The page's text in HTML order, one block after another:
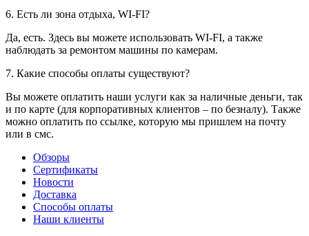
6. Есть ли зона отдыха, WI-FI?
Да, есть. Здесь вы можете использовать WI-FI, а также
наблюдать за ремонтом машины по камерам.
7. Какие способы оплаты существуют?
Вы можете оплатить наши услуги как за наличные деньги, так
и по карте (для корпоративных клиентов – по безналу). Также
можно оплатить по ссылке, которую мы пришлем на почту
или в смс.
Обзоры
Сертификаты
Новости
Доставка
Способы оплаты
Наши клиенты